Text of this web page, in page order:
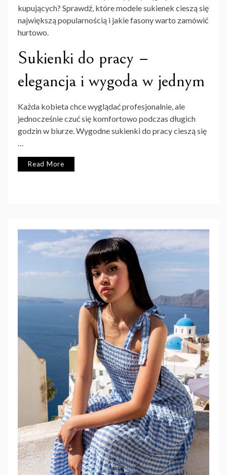
kupujących? Sprawdź, które modele sukienek cieszą się
największą popularnością i jakie fasony warto zamówić
hurtowo.
Sukienki do pracy –
elegancja i wygoda w jednym
Każda kobieta chce wyglądać profesjonalnie, ale
jednocześnie czuć się komfortowo podczas długich
godzin w biurze. Wygodne sukienki do pracy cieszą się
…
Read More